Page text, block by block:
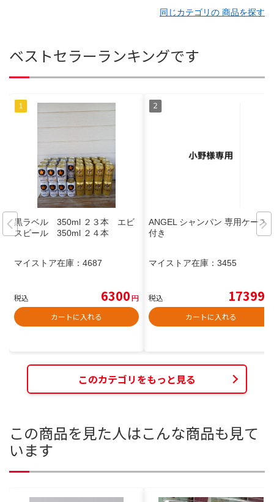
同じカテゴリの 商品を探す
ベストセラーランキングです
黒ラベル 350ml ２３本 エビ
スビール 350ml ２４本
マイストア在庫： 4687
税込 6300円
カートに入れる
ANGEL シャンパン 専用ケース
付き
マイストア在庫： 3455
税込 17399
カートに入れる
このカテゴリをもっと見る
この商品を見た人はこんな商品も見て
います